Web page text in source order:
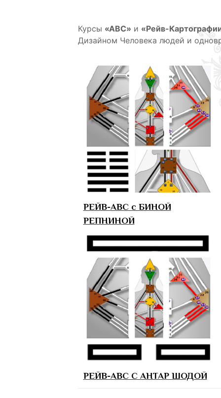
Курсы «АВС» и «Рейв-
Дизайном Человека людей и
РЕЙВ-АВС с БИНОЙ
РЕПНИНОЙ
РЕЙВ-АВС С АНТАР ШОДОЙ